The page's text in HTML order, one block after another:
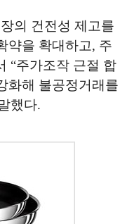
의 건전성 제고를
약을 확대하고, 주
“주가조작 근절 합
화해 불공정거래를
했다.